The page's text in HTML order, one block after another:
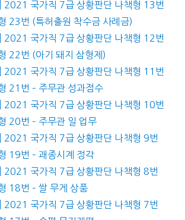
2021 국가직 7급 상황판단 나책형 13번
23번 (특허출원 착수금 사례금)
2021 국가직 7급 상황판단 나책형 12번
22번 (아기 돼지 삼형제)
2021 국가직 7급 상황판단 나책형 11번
21번 – 주무관 성과점수
2021 국가직 7급 상황판단 나책형 10번
20번 – 주무관 일 업무
2021 국가직 7급 상황판단 나책형 9번
19번 – 괘종시계 정각
2021 국가직 7급 상황판단 나책형 8번
18번 – 쌀 무게 상품
2021 국가직 7급 상황판단 나책형 7번